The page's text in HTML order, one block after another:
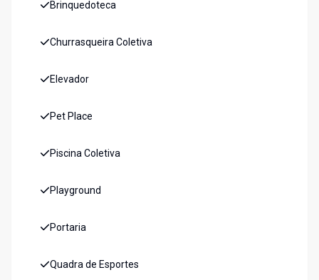
Brinquedoteca
Churrasqueira Coletiva
Elevador
Pet Place
Piscina Coletiva
Playground
Portaria
Quadra de Esportes